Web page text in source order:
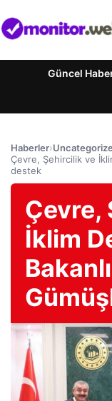
Güncel
Haberler›
Çevre, Şehircilik ve
destek
Çevre,
İklim